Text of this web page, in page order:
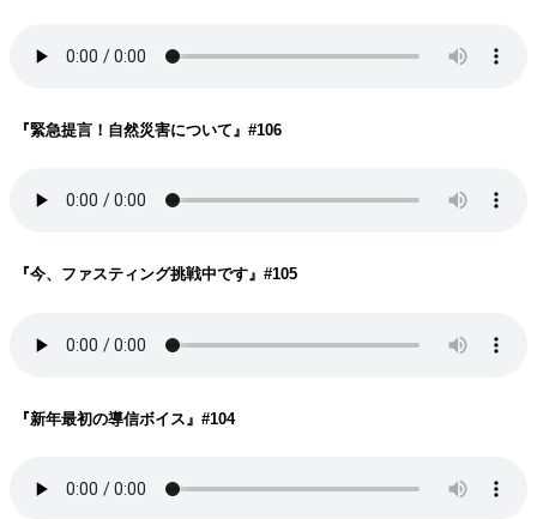
『緊急提言！自然災害について』#106
『今、ファスティング挑戦中です』#105
『新年最初の導信ボイス 』#104